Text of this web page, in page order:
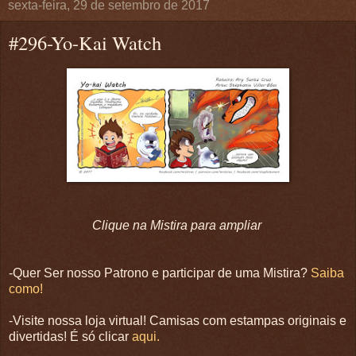
sexta-feira, 29 de setembro de 2017
#296-Yo-Kai Watch
Clique na Mistira para ampliar
-Quer Ser nosso Patrono e participar de uma Mistira? Saiba
como!
-Visite nossa loja virtual! Camisas com estampas originais e
divertidas! É só clicar aqui.